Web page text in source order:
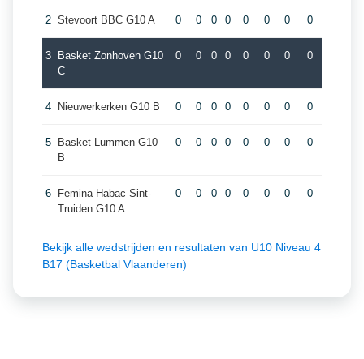
2 Stevoort BBC G10 A 0 0 0 0 0 0 0 0
3
Basket Zonhoven G10
C
0 0 0 0 0 0 0 0
4 Nieuwerkerken G10 B 0 0 0 0 0 0 0 0
5
Basket Lummen G10
B
0 0 0 0 0 0 0 0
6
Femina Habac Sint-
Truiden G10 A
0 0 0 0 0 0 0 0
Bekijk alle wedstrijden en resultaten van U10 Niveau 4
B17 (Basketbal Vlaanderen)